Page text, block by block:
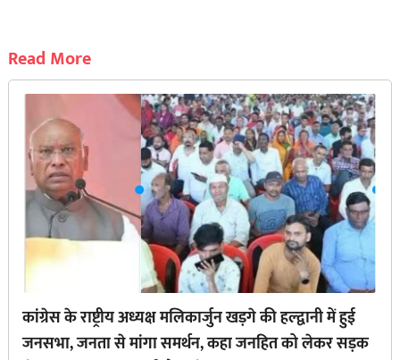
Read More
कांग्रेस के राष्ट्रीय अध्यक्ष मलिकार्जुन खड़गे की हल्द्वानी में हुई
जनसभा, जनता से मांगा समर्थन, कहा जनहित को लेकर सड़क